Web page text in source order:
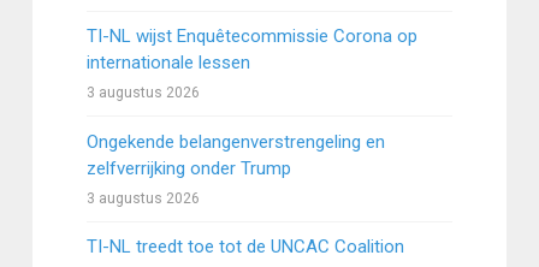
TI-NL wijst Enquêtecommissie Corona op
internationale lessen
3 augustus 2026
Ongekende belangenverstrengeling en
zelfverrijking onder Trump
3 augustus 2026
TI-NL treedt toe tot de UNCAC Coalition